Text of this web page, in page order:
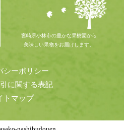
宮崎県小林市の豊かな果樹園から
美味しい果物をお届けします。
シーポリシー
に関する表記
トマップ